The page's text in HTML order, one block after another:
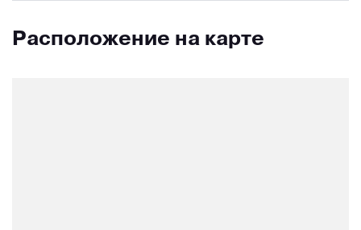
Расположение на карте